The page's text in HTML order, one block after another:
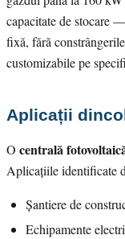
capacitate de stocare
fixă, fără
customizabile pe
Aplicații
O centrală
Aplicațiile identificate
Șantiere de
Echipamente